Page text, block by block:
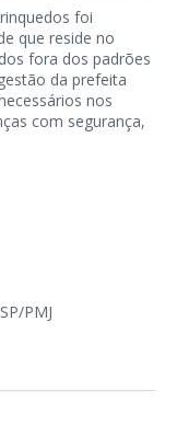
foi
que reside no
fora dos padrões
da prefeita
nos
com segurança,
PMJ